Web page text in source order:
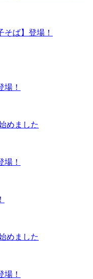
ば】登場！
！
めました
！
めました
！